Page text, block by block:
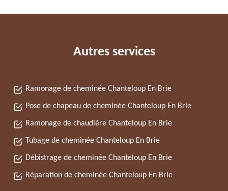
Autres services
Ramonage de cheminée Chanteloup En Brie
Pose de chapeau de cheminée Chanteloup En Brie
Ramonage de chaudière Chanteloup En Brie
Tubage de cheminée Chanteloup En Brie
Débistrage de cheminée Chanteloup En Brie
Réparation de cheminée Chanteloup En Brie